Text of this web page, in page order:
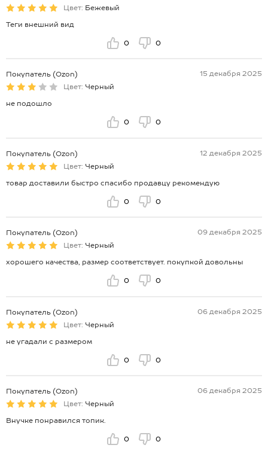
Цвет: Бежевый
Теги внешний вид
0 0
Покупатель (Ozon)
15 декабря 2025
Цвет: Черный
не подошло
0 0
Покупатель (Ozon)
12 декабря 2025
Цвет: Черный
товар доставили быстро спасибо продавцу рекомендую
0 0
Покупатель (Ozon)
09 декабря 2025
Цвет: Черный
хорошего качества, размер соответствует. покупкой довольны
0 0
Покупатель (Ozon)
06 декабря 2025
Цвет: Черный
не угадали с размером
0 0
Покупатель (Ozon)
06 декабря 2025
Цвет: Черный
Внучке понравился топик.
0 0